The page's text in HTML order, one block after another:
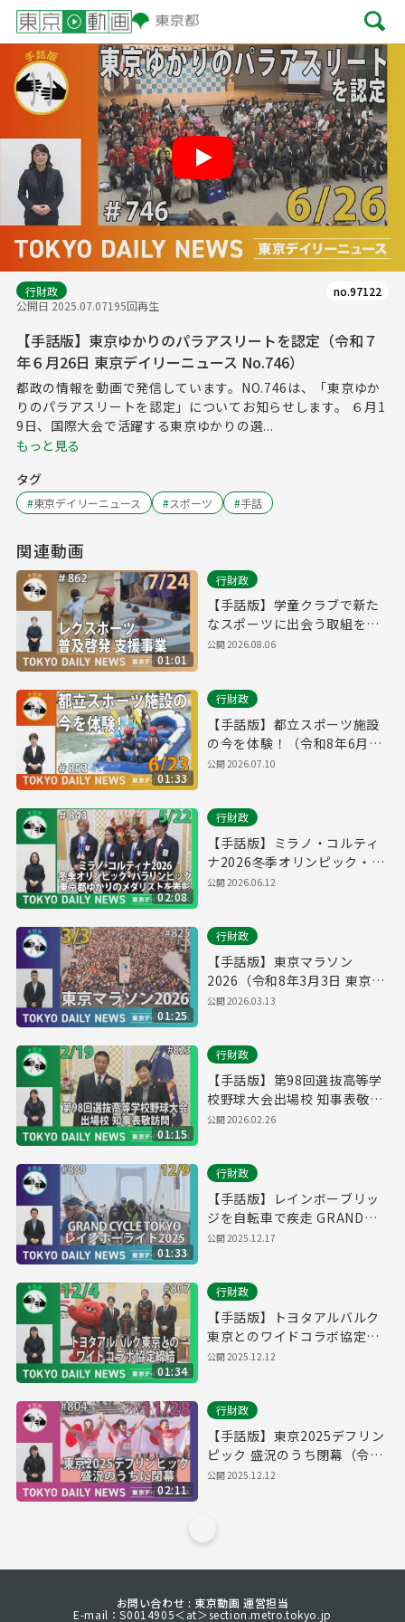
Play
行財政
公開日 2025.07.07195回再生
no.97122
【手話版】東京ゆかりのパラアスリートを認定（令和７
年６月26日 東京デイリーニュース No.746）
都政の情報を動画で発信しています。NO.746は、「東京ゆか
りのパラアスリートを認定」についてお知らせします。 ６月1
9日、国際大会で活躍する東京ゆかりの選...
もっと見る
タグ
#東京デイリーニュース #スポーツ #手話
関連動画
01:01
行財政
【手話版】学童クラブで新た
なスポーツに出会う取組を開
始！（令和8年7月24日 東京デ
公開2026.08.06
01:33
行財政
【手話版】都立スポーツ施設
の今を体験！（令和8年6月23
日 東京デイリーニュース
公開2026.07.10
02:08
行財政
【手話版】ミラノ・コルティ
ナ2026冬季オリンピック・パ
ラリンピック 東京都ゆかりの
No.843）
公開2026.06.12
01:25
行財政
【手話版】東京マラソン
2026（令和8年3月3日 東京デ
イリーニュース No.825）
公開2026.03.13
01:15
行財政
【手話版】第98回選抜高等学
校野球大会出場校 知事表敬訪
問 （令和8年2月19日 東京デ
公開2026.02.26
01:33
行財政
【手話版】レインボーブリッ
ジを自転車で疾走 GRAND
CYCLE TOKYO レインボーラ
No.809）
公開2025.12.17
01:34
行財政
【手話版】トヨタアルバルク
東京とのワイドコラボ協定締
結（令和7年12月4日 東京デイ
公開2025.12.12
02:11
行財政
【手話版】東京2025デフリン
ピック 盛況のうち閉幕（令和
７年11月28日 東京デイリーニ
公開2025.12.12
お問い合わせ : 東京動画 運営担当
E-mail：S0014905＜at＞section.metro.tokyo.jp